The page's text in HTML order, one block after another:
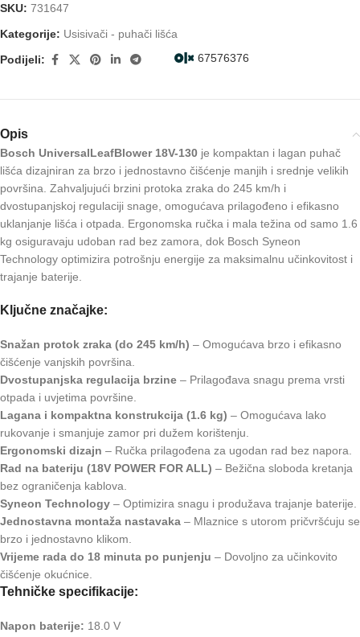
SKU: 731647
Kategorije: Usisivači - puhači lišća
67576376
Podijeli:
Opis
Bosch UniversalLeafBlower 18V-130 je kompaktan i lagan puhač
lišća dizajniran za brzo i jednostavno čišćenje manjih i srednje velikih
površina. Zahvaljujući brzini protoka zraka do 245 km/h i
dvostupanjskoj regulaciji snage, omogućava prilagođeno i efikasno
uklanjanje lišća i otpada. Ergonomska ručka i mala težina od samo 1.6
kg osiguravaju udoban rad bez zamora, dok Bosch Syneon
Technology optimizira potrošnju energije za maksimalnu učinkovitost i
trajanje baterije.
Ključne značajke:
Snažan protok zraka (do 245 km/h) – Omogućava brzo i efikasno
čišćenje vanjskih površina.
Dvostupanjska regulacija brzine – Prilagođava snagu prema vrsti
otpada i uvjetima površine.
Lagana i kompaktna konstrukcija (1.6 kg) – Omogućava lako
rukovanje i smanjuje zamor pri dužem korištenju.
Ergonomski dizajn – Ručka prilagođena za ugodan rad bez napora.
Rad na bateriju (18V POWER FOR ALL) – Bežična sloboda kretanja
bez ograničenja kablova.
Syneon Technology – Optimizira snagu i produžava trajanje baterije.
Jednostavna montaža nastavaka – Mlaznice s utorom pričvršćuju se
brzo i jednostavno klikom.
Vrijeme rada do 18 minuta po punjenju – Dovoljno za učinkovito
čišćenje okućnice.
Tehničke specifikacije:
Napon baterije: 18.0 V